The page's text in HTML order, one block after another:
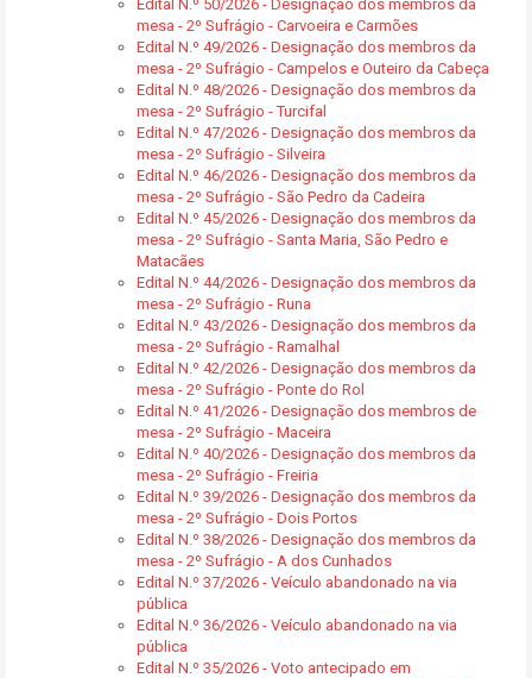
Edital N.º 50/2026 - Designação dos membros da
mesa - 2º Sufrágio - Carvoeira e Carmões
Edital N.º 49/2026 - Designação dos membros da
mesa - 2º Sufrágio - Campelos e Outeiro da Cabeça
Edital N.º 48/2026 - Designação dos membros da
mesa - 2º Sufrágio - Turcifal
Edital N.º 47/2026 - Designação dos membros da
mesa - 2º Sufrágio - Silveira
Edital N.º 46/2026 - Designação dos membros da
mesa - 2º Sufrágio - São Pedro da Cadeira
Edital N.º 45/2026 - Designação dos membros da
mesa - 2º Sufrágio - Santa Maria, São Pedro e
Matacães
Edital N.º 44/2026 - Designação dos membros da
mesa - 2º Sufrágio - Runa
Edital N.º 43/2026 - Designação dos membros da
mesa - 2º Sufrágio - Ramalhal
Edital N.º 42/2026 - Designação dos membros da
mesa - 2º Sufrágio - Ponte do Rol
Edital N.º 41/2026 - Designação dos membros de
mesa - 2º Sufrágio - Maceira
Edital N.º 40/2026 - Designação dos membros da
mesa - 2º Sufrágio - Freiria
Edital N.º 39/2026 - Designação dos membros da
mesa - 2º Sufrágio - Dois Portos
Edital N.º 38/2026 - Designação dos membros da
mesa - 2º Sufrágio - A dos Cunhados
Edital N.º 37/2026 - Veículo abandonado na via
pública
Edital N.º 36/2026 - Veículo abandonado na via
pública
Edital N.º 35/2026 - Voto antecipado em